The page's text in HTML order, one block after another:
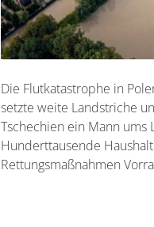
Die Flutkatastrophe in
setzte weite Landstriche
Tschechien ein Mann
Hunderttausende
Rettungsmaßnahmen